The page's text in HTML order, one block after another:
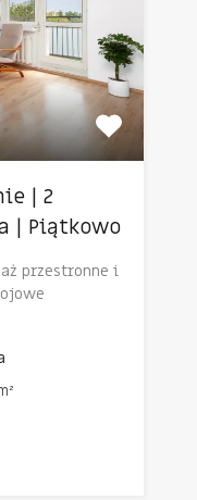
| 2
| Piątkowo
przestronne i